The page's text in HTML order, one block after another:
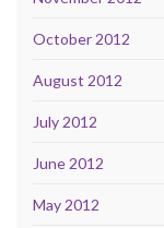
October 2012
August 2012
July 2012
June 2012
May 2012